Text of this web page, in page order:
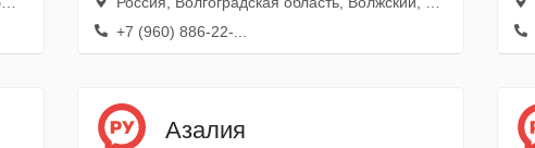
+7 (960) 886-22-...
Азалия